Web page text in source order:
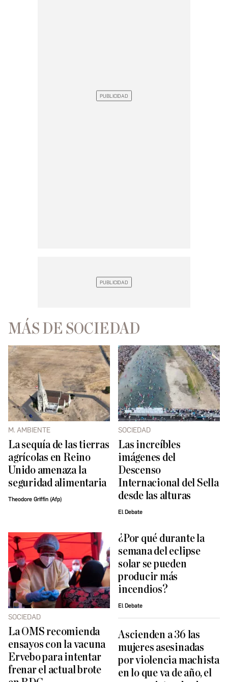
MÁS DE SOCIEDAD
M. AMBIENTE
La sequía de las tierras
agrícolas en Reino
Unido amenaza la
seguridad alimentaria
Theodore Griffin (Afp)
SOCIEDAD
Las increíbles
imágenes del
Descenso
Internacional del Sella
desde las alturas
El Debate
SOCIEDAD
La OMS recomienda
ensayos con la vacuna
Ervebo para intentar
frenar el actual brote
¿Por qué durante la
semana del eclipse
solar se pueden
producir más
incendios?
El Debate
Ascienden a 36 las
mujeres asesinadas
por violencia machista
en lo que va de año, el